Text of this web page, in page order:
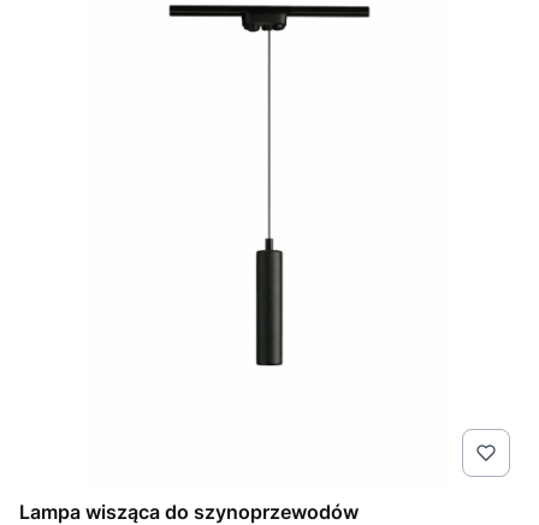
Lampa wisząca do szynoprzewodów